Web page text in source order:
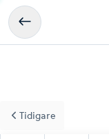
Tidigare